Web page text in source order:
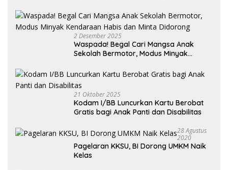
2 Desember 2025
Waspada! Begal Cari Mangsa Anak
Sekolah Bermotor, Modus Minyak
21 Oktober 2025
Kodam I/BB Luncurkan Kartu Berobat
Gratis bagi Anak Panti dan Disabilitas
28 Agustus
2020
Pagelaran KKSU, BI Dorong UMKM Naik
Kelas